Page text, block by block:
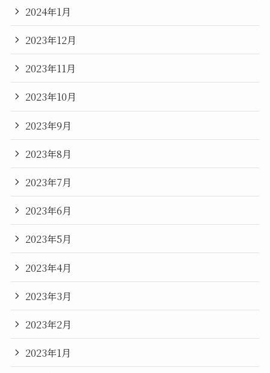
2024年1月
2023年12月
2023年11月
2023年10月
2023年9月
2023年8月
2023年7月
2023年6月
2023年5月
2023年4月
2023年3月
2023年2月
2023年1月